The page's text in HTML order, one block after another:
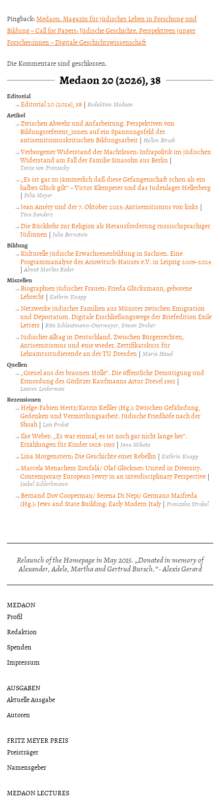
Pingback:Medaon. Magazin für jüdisches Leben in Forschung und
Bildung – Call for Papers: Jüdische Geschichte. Perspektiven junger
Forscher:innen – Digitale Geschichtswissenschaft
Die Kommentare sind geschlossen.
Medaon 20 (2026), 38
Editorial
Editorial 20 (2026), 38 |Redaktion Medaon
Artikel
Zwischen Abwehr und Aufarbeitung. Perspektiven von
Bildungsreferent_innen auf ein Spannungsfeld der
antisemitismuskritischen Bildungsarbeit | Hellen Bircok
Verborgener Widerstand der Machtlosen: Infrapolitik im jüdischen
Widerstand am Fall der Familie Sinasohn aus Berlin |
Tanja von Fransecky
„Es ist gar zu jämmerlich daß diese Gefangenschaft schon als ein
halbes Glück gilt“ – Victor Klemperer und das Judenlager Hellerberg
| Felix Meyer
Jean Améry und der 7. Oktober 2023: Antisemitismus von links |
Tina Sanders
Die Rückkehr zur Religion als Herausforderung russischsprachiger
Jüdinnen | Julia Bernstein
Bildung
Kulturelle jüdische Erwachsenenbildung in Sachsen. Eine
Programmanalyse des Ariowitsch-Hauses e.V. in Leipzig 2009–2024
|Almut Marlies Röder
Miszellen
Biographien jüdischer Frauen: Frieda Glücksmann, geborene
Lebrecht | Kathrin Knapp
Netzwerke jüdischer Familien aus Münster zwischen Emigration
und Deportation. Digitale Erschließungswege der Briefedition Exile
Letters | Rita Schlautmann-Overmeyer Simon Dreher
Jüdischer Alltag in Deutschland. Zwischen Bürgerrechten,
Antisemitismus und #nie wieder. Zertifikatskurs für
Lehramtsstudierende an der TU Dresden | Maria Häusl
Quellen
„Greuel aus der braunen Hölle“. Die öffentliche Demütigung und
Ermordung des Görlitzer Kaufmanns Artur Dresel 1935 |
Lauren Leiderman
Rezensionen
Helge-Fabien Hertz/Katrin Keßler (Hg.): Zwischen Gefährdung,
Gedenken und Vermittlungsarbeit. Jüdische Friedhöfe nach der
Shoah | Luis Probst
Ilse Weber: „Es war einmal, es ist noch gar nicht lange her“.
Erzählungen für Kinder 1928-1935 | Jana Mikota
Lina Morgenstern: Die Geschichte einer Rebellin |Kathrin Knapp
Marcela Menachem Zoufalá/ Olaf Glöckner: United in Diversity.
Contemporary European Jewry in an interdisciplinary Perspective |
Isabel Schlerkmann
Bernand Dov Cooperman/ Serena Di Nepi/ Germano Maifreda
(Hg.): Jews and State Building. Early Modern Italy| Franziska Strobel
Relaunch of the Homepage in May 2015. „Donated in memory of
Alexander, Adele, Martha and Gertrud Bursch.“ - Alexis Gerard
MEDAON
Profil
Redaktion
Spenden
Impressum
AUSGABEN
Aktuelle Ausgabe
Autoren
FRITZ MEYER PREIS
Preisträger
Namensgeber
MEDAON LECTURES